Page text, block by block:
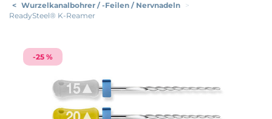
< Wurzelkanalbohrer / -Feilen / Nervnadeln >
ReadySteel® K-Reamer
-25 %